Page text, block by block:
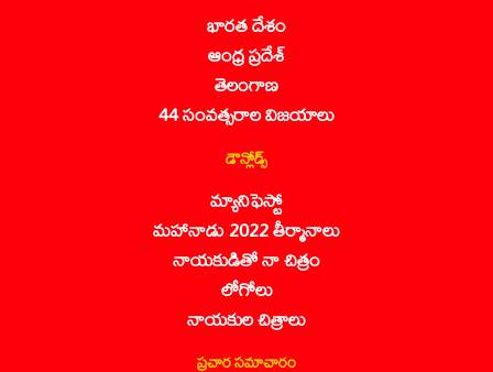
భారత దేశం
ఆంధ్ర ప్రదేశ్
తెలంగాణ
44 సంవత్సరాల విజయాలు
డౌన్లోడ్స్
మ్యానిఫెస్టో
మహానాడు 2022 తీర్మానాలు
నాయకుడితో నా చిత్రం
లోగోలు
నాయకుల చిత్రాలు
ప్రచార సమాచారం